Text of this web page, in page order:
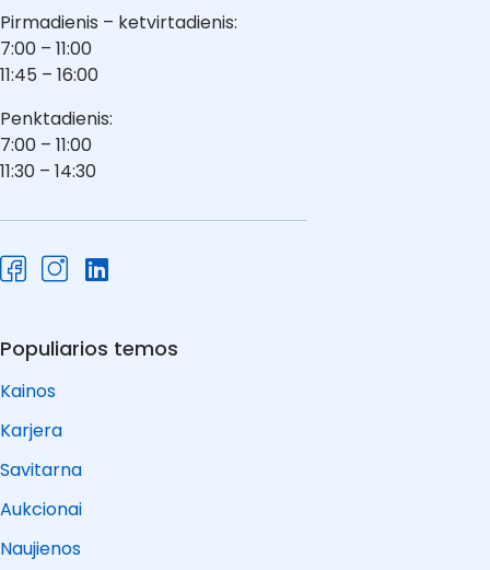
Pirmadienis – ketvirtadienis:
7:00 – 11:00
11:45 – 16:00
Penktadienis:
7:00 – 11:00
11:30 – 14:30
Populiarios temos
Kainos
Karjera
Savitarna
Aukcionai
Naujienos